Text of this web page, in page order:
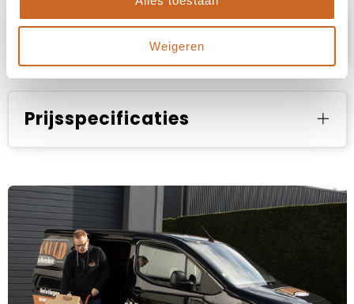
Weigeren
Specificaties
Prijsspecificaties